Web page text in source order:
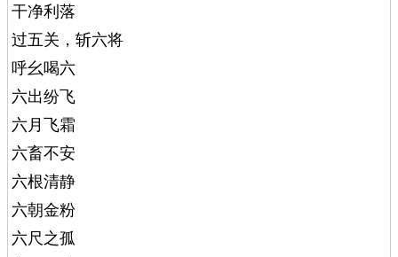
干净利落
过五关，斩六将
呼幺喝六
六出纷飞
六月飞霜
六畜不安
六根清静
六朝金粉
六尺之孤